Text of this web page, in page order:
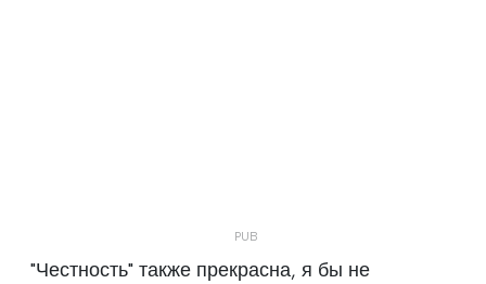
"Честность" также прекрасна, я бы не